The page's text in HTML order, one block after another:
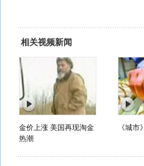
相关视频新闻
金价上涨 美国再现淘金
热潮
《城市